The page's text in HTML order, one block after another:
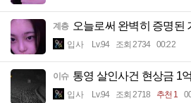
계층 오늘로써 완벽히 증명된
입사 Lv.94 조회 2734 00:22
이슈 통영 살인사건 현상금 1억
입사 Lv.94 조회 2718 추천 1